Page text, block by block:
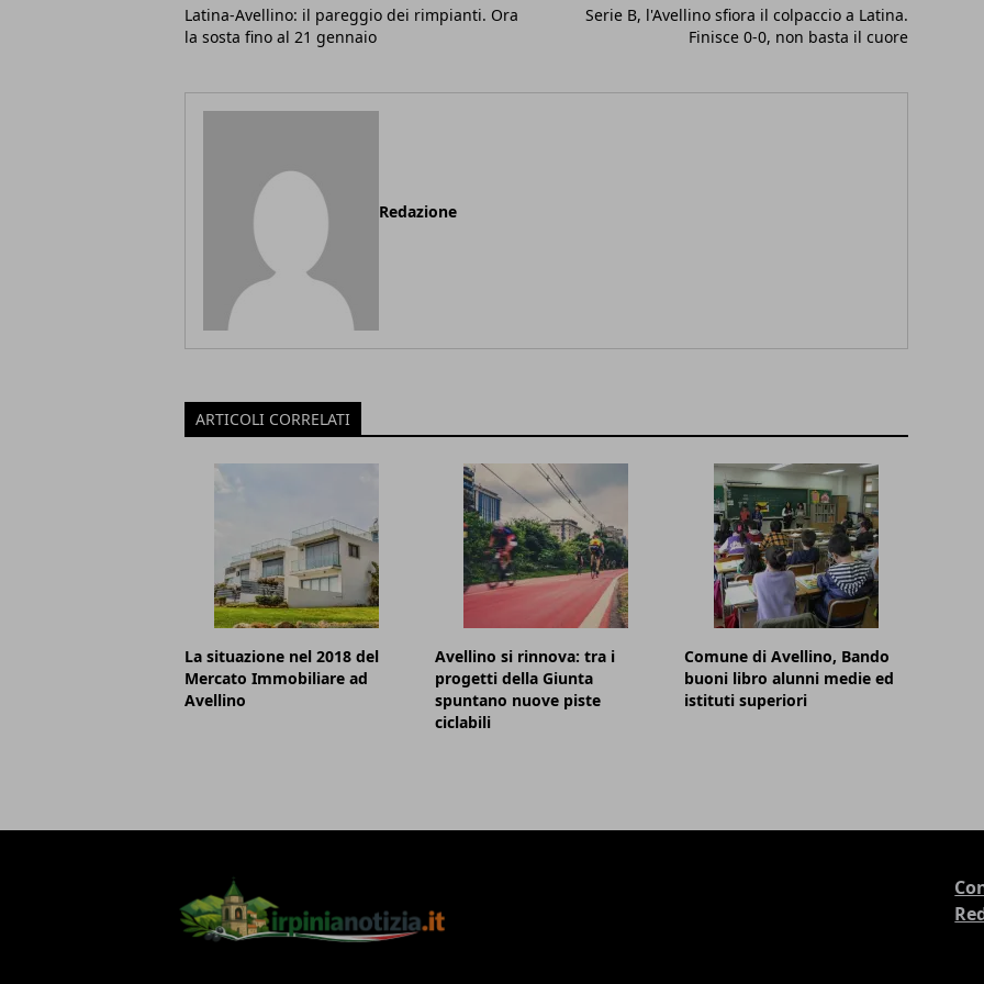
Latina-Avellino: il pareggio dei rimpianti. Ora
la sosta fino al 21 gennaio
Serie B, l'Avellino sfiora il colpaccio a Latina.
Finisce 0-0, non basta il cuore
Redazione
ARTICOLI CORRELATI
La situazione nel 2018 del
Mercato Immobiliare ad
Avellino
Avellino si rinnova: tra i
progetti della Giunta
spuntano nuove piste
ciclabili
Comune di Avellino, Bando
buoni libro alunni medie ed
istituti superiori